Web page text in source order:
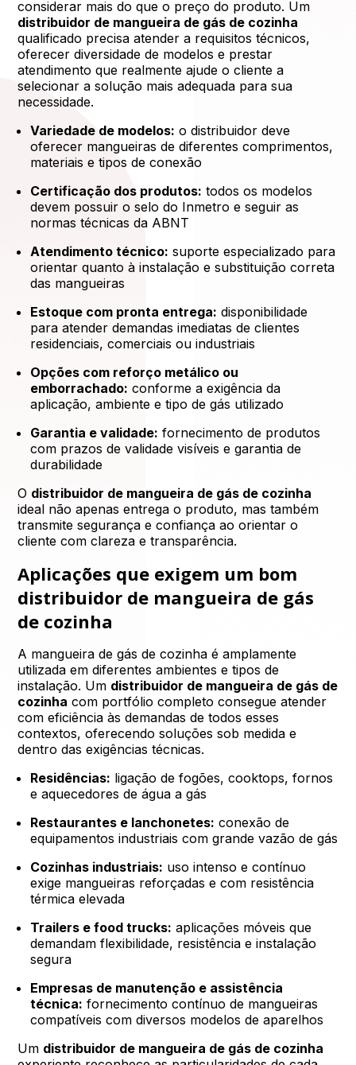
considerar mais do que o preço do produto. Um
distribuidor de mangueira de gás de cozinha
qualificado precisa atender a requisitos técnicos,
oferecer diversidade de modelos e prestar
atendimento que realmente ajude o cliente a
selecionar a solução mais adequada para sua
necessidade.
Variedade de modelos: o distribuidor deve
oferecer mangueiras de diferentes comprimentos,
materiais e tipos de conexão
Certificação dos produtos: todos os modelos
devem possuir o selo do Inmetro e seguir as
normas técnicas da ABNT
Atendimento técnico: suporte especializado para
orientar quanto à instalação e substituição correta
das mangueiras
Estoque com pronta entrega: disponibilidade
para atender demandas imediatas de clientes
residenciais, comerciais ou industriais
Opções com reforço metálico ou
emborrachado: conforme a exigência da
aplicação, ambiente e tipo de gás utilizado
Garantia e validade: fornecimento de produtos
com prazos de validade visíveis e garantia de
durabilidade
O distribuidor de mangueira de gás de cozinha
ideal não apenas entrega o produto, mas também
transmite segurança e confiança ao orientar o
cliente com clareza e transparência.
Aplicações que exigem um bom
distribuidor de mangueira de gás
de cozinha
A mangueira de gás de cozinha é amplamente
utilizada em diferentes ambientes e tipos de
instalação. Um distribuidor de mangueira de gás de
cozinha com portfólio completo consegue atender
com eficiência às demandas de todos esses
contextos, oferecendo soluções sob medida e
dentro das exigências técnicas.
Residências: ligação de fogões, cooktops, fornos
e aquecedores de água a gás
Restaurantes e lanchonetes: conexão de
equipamentos industriais com grande vazão de gás
Cozinhas industriais: uso intenso e contínuo
exige mangueiras reforçadas e com resistência
térmica elevada
Trailers e food trucks: aplicações móveis que
demandam flexibilidade, resistência e instalação
segura
Empresas de manutenção e assistência
técnica: fornecimento contínuo de mangueiras
compatíveis com diversos modelos de aparelhos
Um distribuidor de mangueira de gás de cozinha